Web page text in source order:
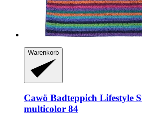
Warenkorb
Cawö Badteppich Lifestyle
multicolor 84